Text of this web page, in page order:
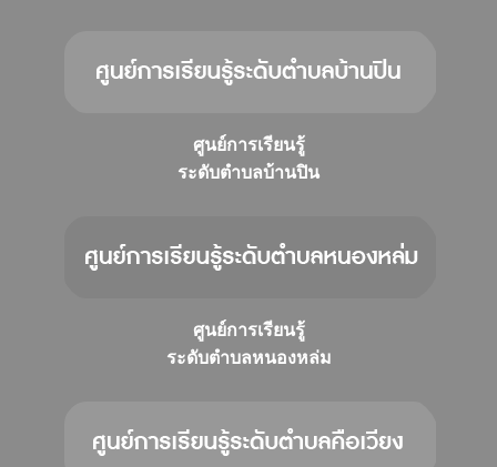
ศูนย์การเรียนรู้
ระดับตำบลบ้านปิน
ศูนย์การเรียนรู้
ระดับตำบลหนองหล่ม